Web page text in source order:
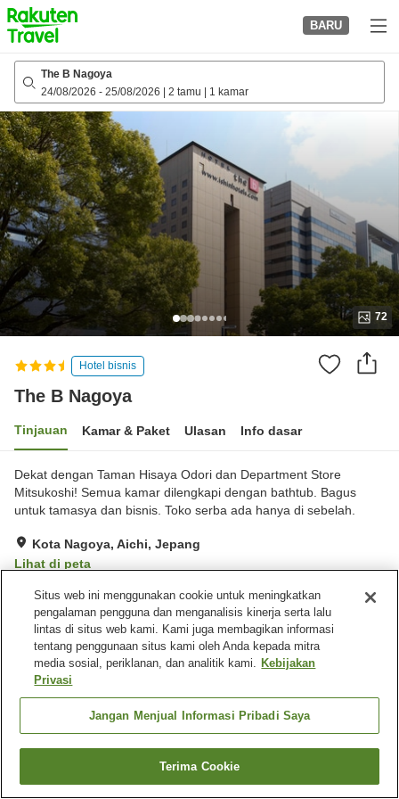
to
top
page
BARU
The B Nagoya
24/08/2026 - 25/08/2026 2 tamu 1 kamar
72
Hotel bisnis
The B Nagoya
Tinjauan Kamar & Paket Ulasan Info dasar
Dekat dengan Taman Hisaya Odori dan Department Store
Mitsukoshi! Semua kamar dilengkapi dengan bathtub. Bagus
untuk tamasya dan bisnis. Toko serba ada hanya di sebelah.
Kota Nagoya, Aichi, Jepang
Lihat di peta
Sangat baik Ulasan:392
Fasilitas properti
Lima menit berjalan kaki ke
stasiun
Restoran
Beranda Jepang Aichi Kota Nagoya The B Nagoya
Cari kamar
Situs web ini menggunakan cookie untuk meningkatkan
pengalaman pengguna dan menganalisis kinerja serta lalu
lintas di situs web kami. Kami juga membagikan informasi
tentang penggunaan situs kami oleh Anda kepada mitra
media sosial, periklanan, dan analitik kami. Kebijakan
Privasi
Jangan Menjual Informasi Pribadi Saya
Terima Cookie